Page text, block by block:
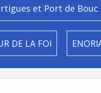
et Port de Bouc
DE LA FOI